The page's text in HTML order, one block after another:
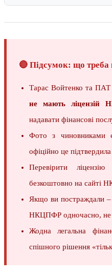
🔴 Підсумок: що треба
Тарас Войтенко та ПАТ
не мають ліцензій
надавати фінансові
Фото з
офіційно це підтвердила
Перевірити
безкоштовно на сайті
Якщо ви постраждали –
НКЦПФР одночасно, не
Жодна легальна
спішного рішення